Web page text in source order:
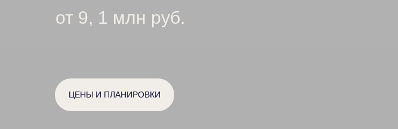
ЦЕНЫ И ПЛАНИРОВКИ
от 9, 1 млн руб.